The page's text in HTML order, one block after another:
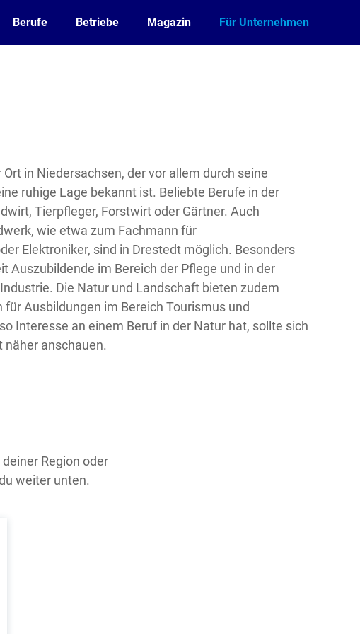
Berufe Betriebe Magazin Für Unternehmen
in Niedersachsen, der vor allem durch seine
ruhige Lage bekannt ist. Beliebte Berufe in der
Tierpfleger, Forstwirt oder Gärtner. Auch
wie etwa zum Fachmann für
Elektroniker, sind in Drestedt möglich. Besonders
Auszubildende im Bereich der Pflege und in der
Die Natur und Landschaft bieten zudem
Ausbildungen im Bereich Tourismus und
Interesse an einem Beruf in der Natur hat, sollte sich
anschauen.
Region oder
weiter unten.